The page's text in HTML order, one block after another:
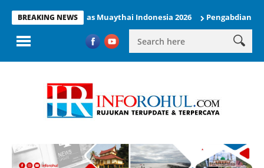
BREAKING NEWS
di Kejurnas Muaythai Indonesia 2026 Pengabdian